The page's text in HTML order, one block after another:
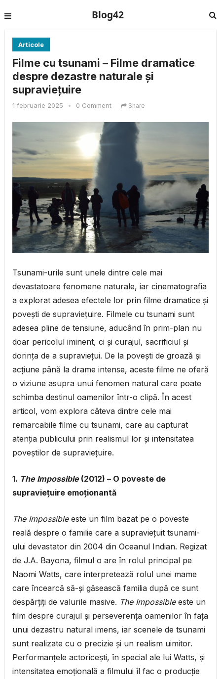
Blog42
Articole
Filme cu tsunami – Filme dramatice
despre dezastre naturale și
supraviețuire
1 februarie 2025 • 0 Comment Share
Tsunami-urile sunt unele dintre cele mai
devastatoare fenomene naturale, iar cinematografia
a explorat adesea efectele lor prin filme dramatice și
povești de supraviețuire. Filmele cu tsunami sunt
adesea pline de tensiune, aducând în prim-plan nu
doar pericolul iminent, ci și curajul, sacrificiul și
dorința de a supraviețui. De la povești de groază și
acțiune până la drame intense, aceste filme ne oferă
o viziune asupra unui fenomen natural care poate
schimba destinul oamenilor într-o clipă. În acest
articol, vom explora câteva dintre cele mai
remarcabile filme cu tsunami, care au capturat
atenția publicului prin realismul lor și intensitatea
poveștilor de supraviețuire.
1. The Impossible(2012) – O poveste de
supraviețuire emoționantă
The Impossibleeste un film bazat pe o poveste
reală despre o familie care a supraviețuit tsunami-
ului devastator din 2004 din Oceanul Indian. Regizat
de J.A. Bayona, filmul o are în rolul principal pe
Naomi Watts, care interpretează rolul unei mame
care încearcă să-și găsească familia după ce sunt
despărțiți de valurile masive. The Impossibleeste un
film despre curajul și perseverența oamenilor în fața
unui dezastru natural imens, iar scenele de tsunami
sunt realizate cu o precizie și un realism uimitor.
Performanțele actoricești, în special ale lui Watts, și
intensitatea emoțională a filmului îl fac o producție